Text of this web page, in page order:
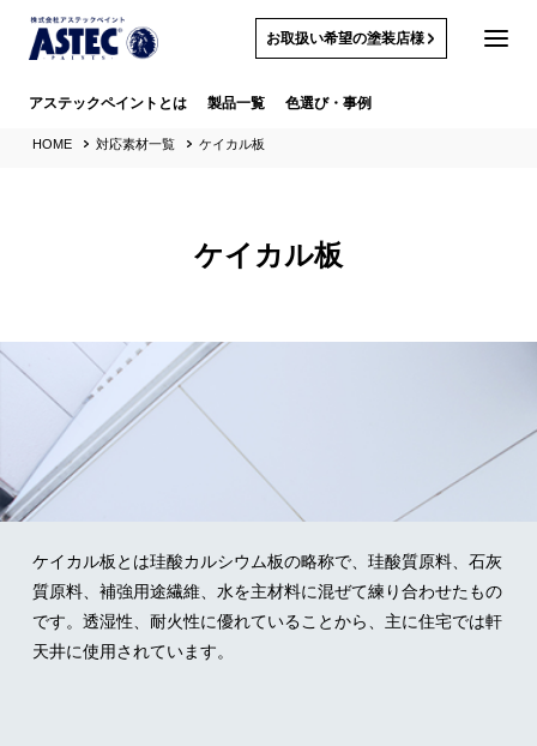
アステックペイントとは 製品一覧 色選び・事例
お取扱い希望の塗装店様
HOME 対応素材一覧 ケイカル板
ケイカル板
ケイカル板とは珪酸カルシウム板の略称で、珪酸質原料、石灰
質原料、補強用途繊維、水を主材料に混ぜて練り合わせたもの
です。 透湿性、耐火性に優れていることから、主に住宅では軒
天井に使用されています。